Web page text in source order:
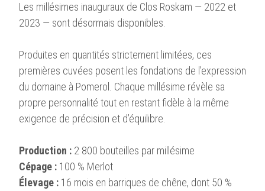
Les millésimes inauguraux de Clos Roskam — 2022 et
2023 — sont désormais disponibles.
Produites en quantités strictement limitées, ces
premières cuvées posent les fondations de l’expression
du domaine à Pomerol. Chaque millésime révèle sa
propre personnalité tout en restant fidèle à la même
exigence de précision et d’équilibre.
Production : 2 800 bouteilles par millésime
Cépage : 100 % Merlot
Élevage : 16 mois en barriques de chêne, dont 50 %